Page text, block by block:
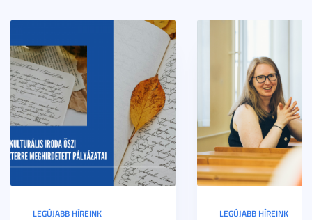
LEGÚJABB HÍREINK LEGÚJABB HÍREINK